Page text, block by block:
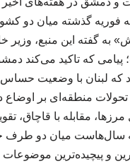
فوریه گذشته میان دو
به گفته این منبع، وزیر
که تاکید می‌کند
که لبنان با وضعیت
منطقه‌ای بر اوضاع
مقابله با قاچاق،
سال‌هاست میان دو طرف
و پیچیده‌ترین